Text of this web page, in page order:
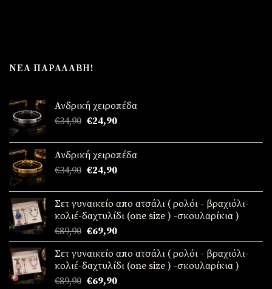
ΝΈΑ ΠΑΡΑΛΑΒΉ!
Ανδρική χειροπέδα
€34,90 Original
was:
€34,90.
€24,90Η
τιμή
είναι:
€24,90.
Ανδρική χειροπέδα
€34,90 Original
was:
€34,90.
€24,90Η
τιμή
είναι:
€24,90.
Σετ γυναικείο απο ατσάλι ( ρολόι - βραχιόλι-
κολιέ-δαχτυλίδι (one size ) -σκουλαρίκια )
€89,90 Original
price
was:
€89,90.
€69,90Η
τρέχουσα
τιμή
είναι:
€69,90.
Σετ γυναικείο απο ατσάλι ( ρολόι - βραχιόλι-
κολιέ-δαχτυλίδι (one size ) -σκουλαρίκια )
€89,90 Original
€69,90Η